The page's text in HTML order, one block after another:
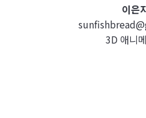
이은
3D 애니